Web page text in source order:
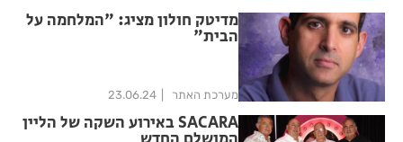
מדיטק חולון מציג: "המלחמה על
הבית"
מערכת האתר 23.06.24
SACARA באירוע השקה של הליין